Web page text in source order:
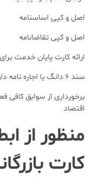
اصل و کپی اساسنامه
اصل و کپی تقاضانامه
ارائه کارت پایان خدمت برای
سند 6 دانگ یا اجاره نامه دارای کد رهگیری
برخورداری از سوابق کافی
اقتصاد
منظور از
کارت